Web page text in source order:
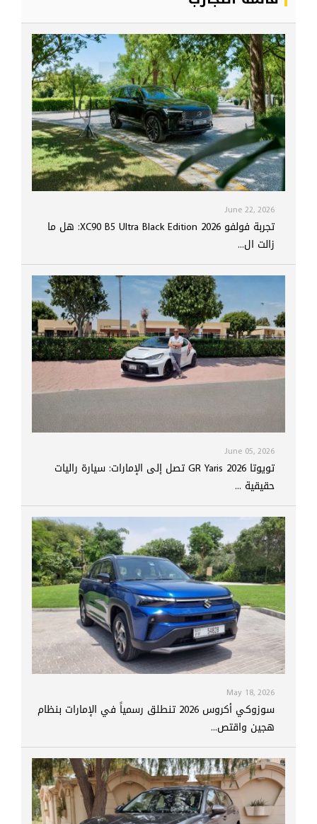
June 22, 2026
تجربة فولفو XC90 B5 Ultra Black Edition 2026: هل ما
زالت ال...
June 05, 2026
تويوتا GR Yaris 2026 تصل إلى الإمارات: سيارة راليات
حقيقية ...
May 18, 2026
سوزوكي أكروس 2026 تنطلق رسمياً في الإمارات بنظام
هجين واقتص...